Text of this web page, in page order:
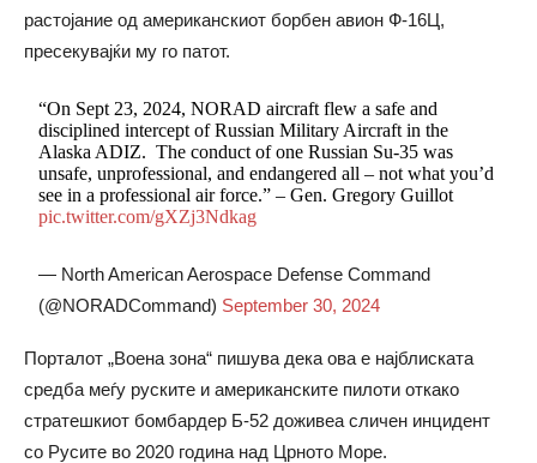
растојание од американскиот борбен авион Ф-16Ц,
пресекувајќи му го патот.
“On Sept 23, 2024, NORAD aircraft flew a safe and
disciplined intercept of Russian Military Aircraft in the
Alaska ADIZ. The conduct of one Russian Su-35 was
unsafe, unprofessional, and endangered all – not what you’d
see in a professional air force.” – Gen. Gregory Guillot
pic.twitter.com/gXZj3Ndkag
— North American Aerospace Defense Command
(@NORADCommand) September 30, 2024
Порталот „Воена зона“ пишува дека ова е најблиската
средба меѓу руските и американските пилоти откако
стратешкиот бомбардер Б-52 доживеа сличен инцидент
со Русите во 2020 година над Црното Море.